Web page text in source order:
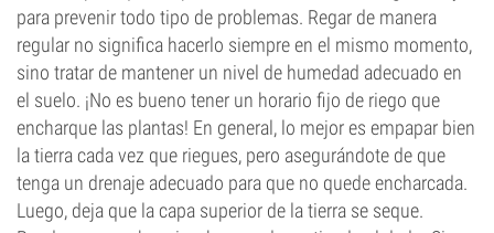
para prevenir todo tipo de problemas. Regar de manera
regular no significa hacerlo siempre en el mismo momento,
sino tratar de mantener un nivel de humedad adecuado en
el suelo. ¡No es bueno tener un horario fijo de riego que
encharque las plantas! En general, lo mejor es empapar bien
la tierra cada vez que riegues, pero asegurándote de que
tenga un drenaje adecuado para que no quede encharcada.
Luego, deja que la capa superior de la tierra se seque.